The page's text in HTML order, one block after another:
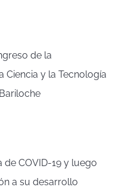
de la
y la Tecnología
COVID-19 y luego
a su desarrollo